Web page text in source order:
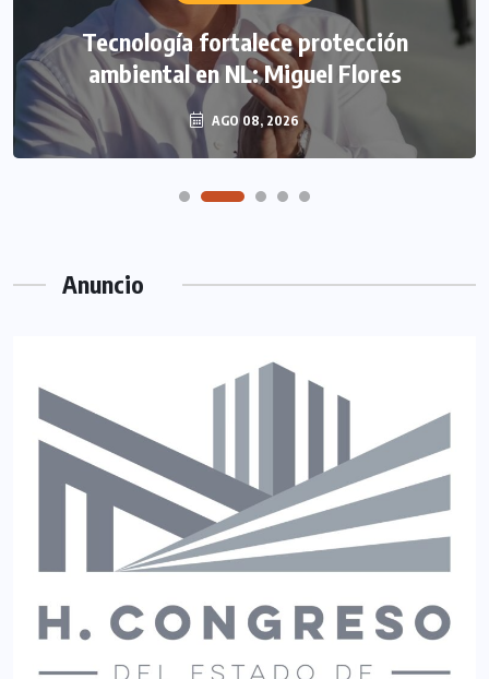
Tecnología fortalece protección
ambiental en NL: Miguel Flores
AGO 08, 2026
Anuncio